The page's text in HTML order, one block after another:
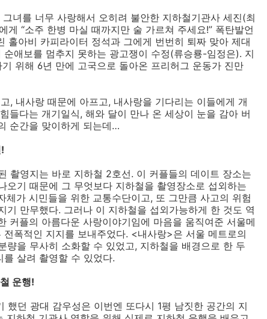
녀를 너무 사랑해서 오히려 불안한 지하철기관사 세진(최
게 “소주 한병 마실 때까지만 술 가르쳐 주세요!” 폭탄발언
홀아비 카피라이터 정석과 그에게 번번히 퇴짜 맞아 제대
애보를 멈추지 못하는 광고쟁이 수정(류승룡-임정은). 지
위해 6년 만에 고국으로 돌아온 프리허그 운동가 진만
, 내사랑 때문에 아프고, 내사랑을 기다리는 이들에게 개
들다는 개기일식, 해와 달이 만나 온 세상이 눈을 감아 버
순간을 맞이하게 되는데…
촬영지는 바로 지하철 2호선. 이 커플들의 데이트 장소는
오기 때문에 그 무엇보다 지하철을 촬영장소로 섭외하는
체가 시민들을 위한 교통수단이고, 또 그만큼 사고의 위험
기 만무했다. 그러나 이 지하철을 섭외가능하게 한 것도 역
커플의 아름다운 사랑이야기임에 마음을 움직여준 서울메
폭적인 지지를 보내주었다. <내사랑>은 서울 메트로의
량을 무사히 소화할 수 있었고, 지하철을 배경으로 한 두
살려 촬영할 수 있었다.
운행!
했던 광대 감우성은 이번엔 또다시 1평 남짓한 공간의 지